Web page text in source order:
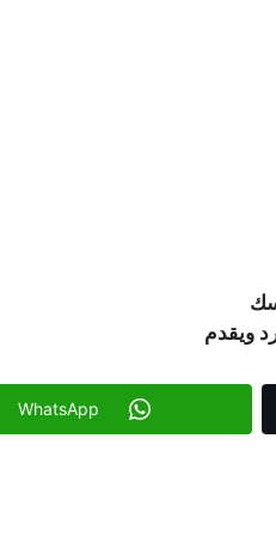
ويقدم
WhatsApp